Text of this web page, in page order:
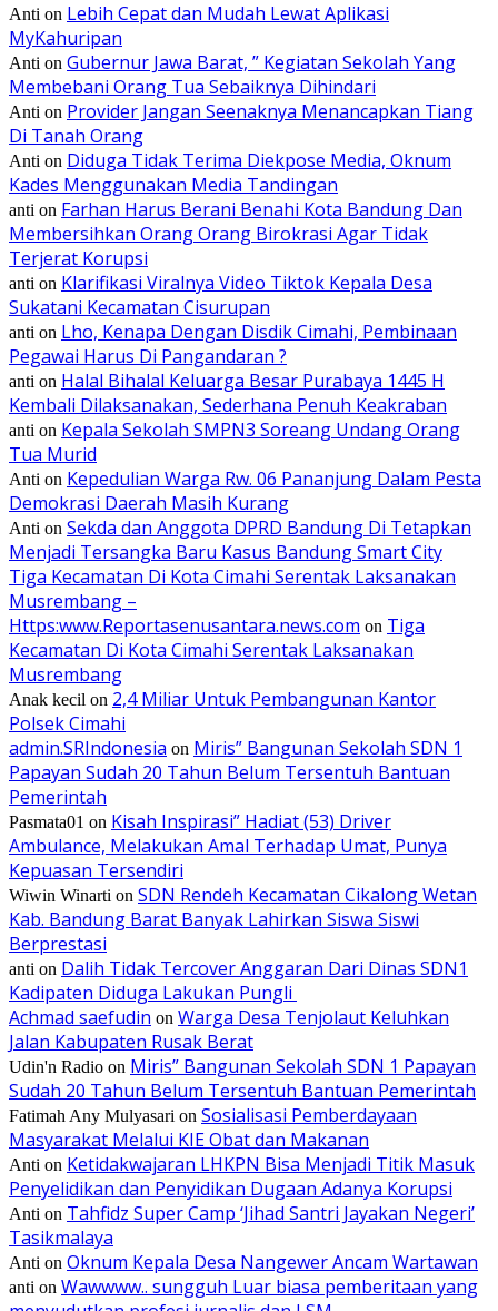
Anti on Lebih Cepat dan Mudah Lewat Aplikasi
MyKahuripan
Anti on Gubernur Jawa Barat, ” Kegiatan Sekolah Yang
Membebani Orang Tua Sebaiknya Dihindari
Anti on Provider Jangan Seenaknya Menancapkan Tiang
Di Tanah Orang
Anti on Diduga Tidak Terima Diekpose Media, Oknum
Kades Menggunakan Media Tandingan
anti on Farhan Harus Berani Benahi Kota Bandung Dan
Membersihkan Orang Orang Birokrasi Agar Tidak
Terjerat Korupsi
anti on Klarifikasi Viralnya Video Tiktok Kepala Desa
Sukatani Kecamatan Cisurupan
anti on Lho, Kenapa Dengan Disdik Cimahi, Pembinaan
Pegawai Harus Di Pangandaran ?
anti on Halal Bihalal Keluarga Besar Purabaya 1445 H
Kembali Dilaksanakan, Sederhana Penuh Keakraban
anti on Kepala Sekolah SMPN3 Soreang Undang Orang
Tua Murid
Anti on Kepedulian Warga Rw. 06 Pananjung Dalam Pesta
Demokrasi Daerah Masih Kurang
Anti on Sekda dan Anggota DPRD Bandung Di Tetapkan
Menjadi Tersangka Baru Kasus Bandung Smart City
Tiga Kecamatan Di Kota Cimahi Serentak Laksanakan
Musrembang –
Https:www.Reportasenusantara.news.com on Tiga
Kecamatan Di Kota Cimahi Serentak Laksanakan
Musrembang
Anak kecil on 2,4 Miliar Untuk Pembangunan Kantor
Polsek Cimahi
admin.SRIndonesia on Miris” Bangunan Sekolah SDN 1
Papayan Sudah 20 Tahun Belum Tersentuh Bantuan
Pemerintah
Pasmata01 on Kisah Inspirasi” Hadiat (53) Driver
Ambulance, Melakukan Amal Terhadap Umat, Punya
Kepuasan Tersendiri
Wiwin Winarti on SDN Rendeh Kecamatan Cikalong Wetan
Kab. Bandung Barat Banyak Lahirkan Siswa Siswi
Berprestasi
anti on Dalih Tidak Tercover Anggaran Dari Dinas SDN1
Kadipaten Diduga Lakukan Pungli
Achmad saefudin on Warga Desa Tenjolaut Keluhkan
Jalan Kabupaten Rusak Berat
Udin'n Radio on Miris” Bangunan Sekolah SDN 1 Papayan
Sudah 20 Tahun Belum Tersentuh Bantuan Pemerintah
Fatimah Any Mulyasari on Sosialisasi Pemberdayaan
Masyarakat Melalui KIE Obat dan Makanan
Anti on Ketidakwajaran LHKPN Bisa Menjadi Titik Masuk
Penyelidikan dan Penyidikan Dugaan Adanya Korupsi
Anti on Tahfidz Super Camp ‘Jihad Santri Jayakan Negeri’
Tasikmalaya
Anti on Oknum Kepala Desa Nangewer Ancam Wartawan
anti on Wawwww.. sungguh Luar biasa pemberitaan yang